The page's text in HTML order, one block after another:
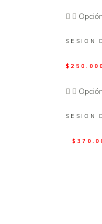
SESION
$250.000
SESION